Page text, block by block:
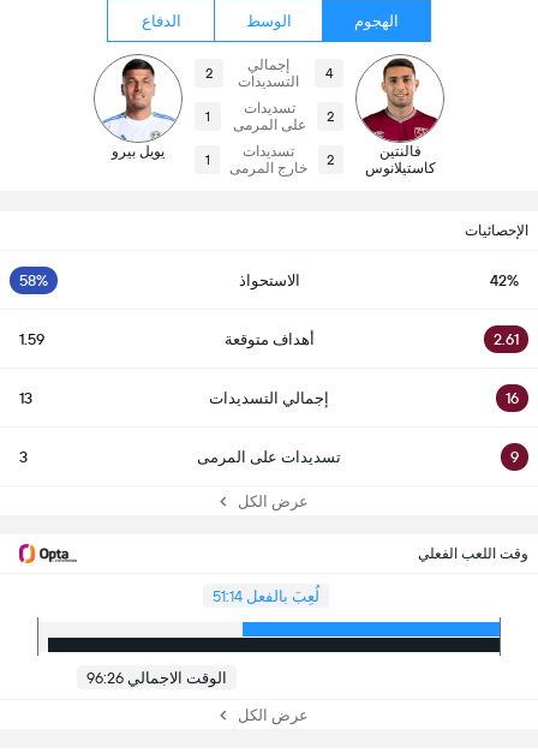
الهجوم الوسط الدفاع
فالنتين
كاستيلانوس
4
إجمالي
التسديدات
2
2
تسديدات
على المرمى
1
2
تسديدات
خارج المرمى
1 يويل بيرو
الإحصائيات
42% الاستحواذ 58%
2.61 أهداف متوقعة 1.59
16 إجمالي التسديدات 13
9 تسديدات على المرمى 3
عرض الكل
وقت اللعب الفعلي
لُعِبَ بالفعل 51:14
الوقت الاجمالي 96:26
عرض الكل